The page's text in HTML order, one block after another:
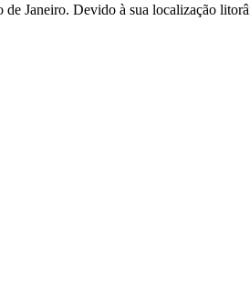
Janeiro. Devido à sua localização